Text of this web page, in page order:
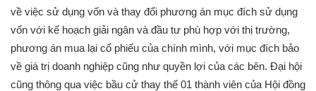
về việc sử dụng vốn và thay đổi phương án mục đích sử dụng
vốn với kế hoạch giải ngân và đầu tư phù hợp với thị trường,
phương án mua lại cổ phiếu của chính mình, với mục đích bảo
về giá trị doanh nghiệp cũng như quyền lợi của các bên. Đại hội
cũng thông qua việc bầu cử thay thế 01 thành viên của Hội đồng